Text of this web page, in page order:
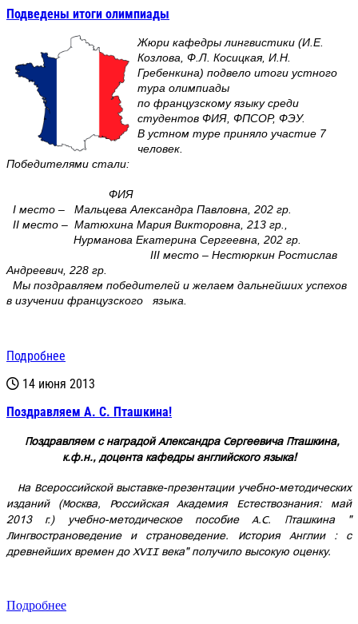
Подведены итоги олимпиады
Жюри кафедры лингвистики (И.Е.
Козлова, Ф.Л. Косицкая, И.Н.
Гребенкина) подвело итоги устного
тура олимпиады
по французскому языку среди
студентов ФИЯ, ФПСОР, ФЭУ.
В устном туре приняло участие 7
человек.
Победителями стали:
ФИЯ
I место – Мальцева Александра Павловна, 202 гр.
II место – Матюхина Мария Викторовна, 213 гр.,
Нурманова Екатерина Сергеевна, 202 гр.
III место – Нестюркин Ростислав
Андреевич, 228 гр.
Мы поздравляем победителей и желаем дальнейших успехов
в изучении французского языка.
Подробнее
14 июня 2013
Поздравляем А. С. Пташкина!
Поздравляем с наградой Александра Сергеевича Пташкина,
к.ф.н., доцента кафедры английского языка!
На Всероссийской выставке-презентации учебно-методических
изданий (Москва, Российская Академия Естествознания: май
2013 г.) учебно-методическое пособие А.С. Пташкина "
Лингвострановедение и страноведение. История Англии : с
древнейших времен до XVII века" получило высокую оценку.
Подробнее